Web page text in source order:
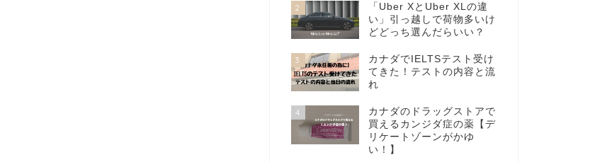
2
「Uber XとUber XLの違
い」引っ越しで荷物多いけ
どどっち選んだらいい？
3
カナダでIELTSテスト受け
てきた！テストの内容と流
れ
4
カナダのドラッグストアで
買えるカンジダ症の薬【デ
リケートゾーンがかゆ
い！】